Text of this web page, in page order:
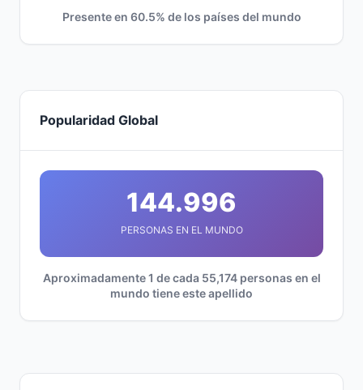
Presente en 60.5% de los países del mundo
Popularidad Global
144.996
PERSONAS EN EL MUNDO
Aproximadamente 1 de cada 55,174 personas en el
mundo tiene este apellido